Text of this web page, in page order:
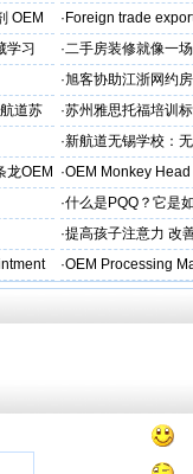
M/ODM定制
OEM
· Foreign trade
学习 ·二手房装修就像一
糟心！看完这篇再开
·旭客协助江浙网约
标杆
道苏
·苏州雅思托福培训
率领先
·新航道无锡学校：
龙OEM
·OEM Monkey
aps
·什么是PQQ？它是
·提高孩子注意力 改
·OEM Processing